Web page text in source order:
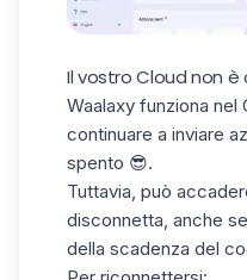
Il vostro Cloud non è
Waalaxy funziona nel
continuare a inviare
spento 😎.
Tuttavia, può
disconnetta, anche
della scadenza del